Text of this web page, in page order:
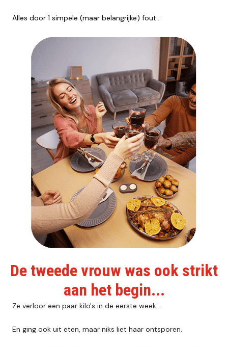
Alles door 1 simpele (maar belangrijke) fout…
De tweede vrouw was ook strikt
aan het begin...
Ze verloor een paar kilo's in de eerste week…
En ging ook uit eten, maar niks liet haar ontsporen.